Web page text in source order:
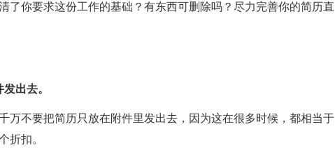
了你要求这份工作的基础？有东西可删除吗？尽力完善你的简历直
出去。
万不要把简历只放在附件里发出去，因为这在很多时候，都相当于
折扣。